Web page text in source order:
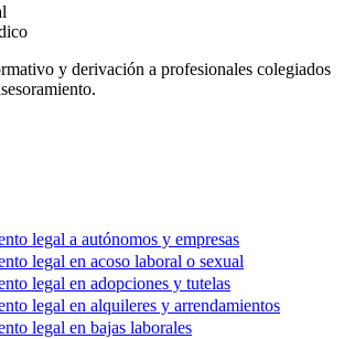
y derivación a profesionales colegiados
legal a autónomos y empresas
legal en acoso laboral o sexual
legal en adopciones y tutelas
legal en alquileres y arrendamientos
legal en bajas laborales